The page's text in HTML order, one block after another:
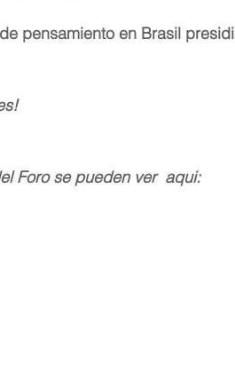
pensamiento en Brasil
Foro se pueden ver  aqui: